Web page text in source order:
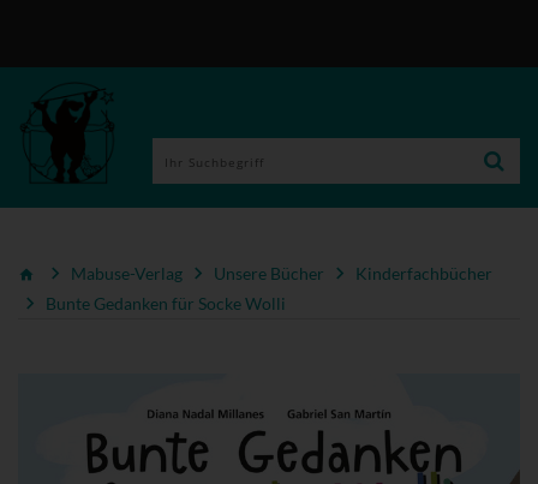
Mabuse-Verlag Unsere Bücher
Kinderfachbücher
Bunte Gedanken für Socke Wolli